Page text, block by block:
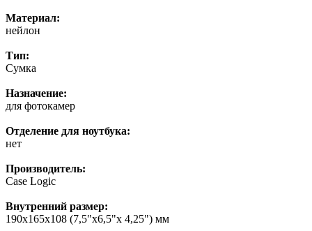
Материал:
нейлон
Тип:
Сумка
Назначение:
для фотокамер
Отделение для ноутбука:
нет
Производитель:
Case Logic
Внутренний размер:
190х165х108 (7,5"х6,5"х 4,25") мм